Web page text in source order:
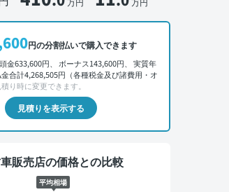
円の分割払いで購入できます
金633,600円、 ボーナス143,600円、 実質年
合計4,268,505円（各種税金及び諸費用・オ
り時に変更できます。
見積りを表示する
販売店の価格との比較
平均相場